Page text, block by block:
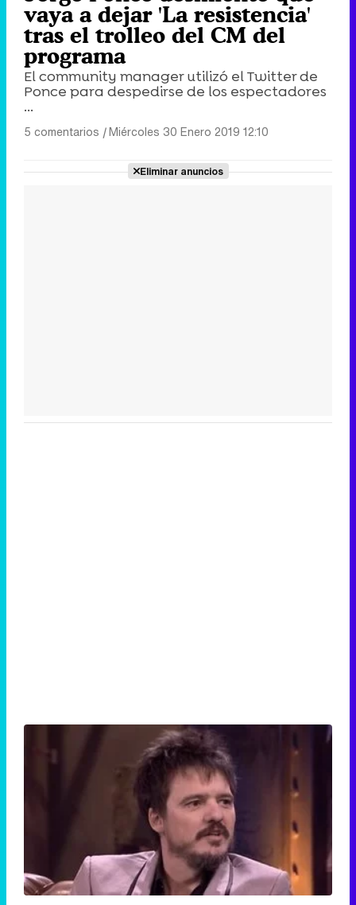
vaya a dejar 'La resistencia'
tras el trolleo del CM del
programa
El community manager utilizó el Twitter de
Ponce para despedirse de los espectadores
...
5 comentarios |Miércoles 30 Enero 2019 12:10
Eliminar anuncios